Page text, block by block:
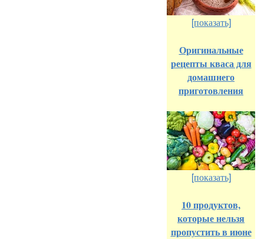
[показать]
Оригинальные
рецепты кваса для
домашнего
приготовления
[показать]
10 продуктов,
которые нельзя
пропустить в июне